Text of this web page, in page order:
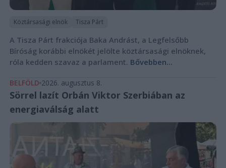
Köztársasági elnök Tisza Párt
A Tisza Párt frakciója Baka Andrást, a Legfelsőbb
Bíróság korábbi elnökét jelölte köztársasági elnöknek,
róla kedden szavaz a parlament. Bővebben...
BELFÖLD 2026. augusztus 8.
Sörrel lazít Orbán Viktor Szerbiában az
energiaválság alatt